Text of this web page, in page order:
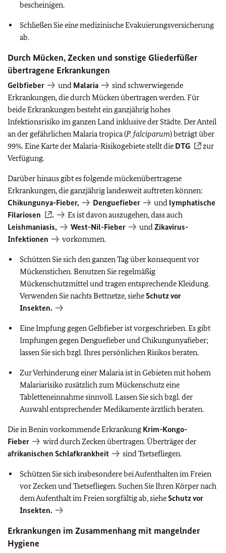
bescheinigen.
Schließen Sie eine medizinische Evakuierungsversicherung
ab.
Durch Mücken, Zecken und sonstige Gliederfüßer
übertragene Erkrankungen
Gelbfieber und Malaria
sind schwerwiegende
Erkrankungen, die durch Mücken übertragen werden. Für
beide Erkrankungen besteht ein ganzjährig hohes
Infektionsrisiko im ganzen Land inklusive der Städte. Der Anteil
an der gefährlichen Malaria tropica (P. falciparum) beträgt über
99%. Eine Karte der Malaria-Risikogebiete stellt die DTG
zur
Verfügung.
Darüber hinaus gibt es folgende mückenübertragene
Erkrankungen, die ganzjährig landesweit auftreten können:
Chikungunya-Fieber,
Denguefieber und lymphatische
Filariosen
.
Es ist davon auszugehen, dass auch
Leishmaniasis,
West-Nil-Fieber undZikavirus-
Infektionen
vorkommen.
Schützen Sie sich den ganzen Tag über konsequent vor
Mückenstichen. Benutzen Sie regelmäßig
Mückenschutzmittel und tragen entsprechende Kleidung.
Verwenden Sie nachts Bettnetze, sieheSchutz vor
Insekten.
Eine Impfung gegen Gelbfieber ist vorgeschrieben. Es gibt
Impfungen gegen Denguefieber und Chikungunyafieber;
lassen Sie sich bzgl. Ihres persönlichen Risikos beraten.
Zur Verhinderung einer Malaria ist in Gebieten mit hohem
Malariarisiko zusätzlich zum Mückenschutz eine
Tabletteneinnahme sinnvoll. Lassen Sie sich bzgl. der
Auswahl entsprechender Medikamente ärztlich beraten.
Die in Benin vorkommende Erkrankung Krim-Kongo-
Fieber
wird durch Zecken übertragen. Überträger der
afrikanischen Schlafkrankheit
sind Tsetsefliegen.
Schützen Sie sich insbesondere bei Aufenthalten im Freien
vor Zecken und Tsetsefliegen. Suchen Sie Ihren Körper nach
dem Aufenthalt im Freien sorgfältig ab, sieheSchutz vor
Insekten.
Erkrankungen im Zusammenhang mit mangelnder
Hygiene